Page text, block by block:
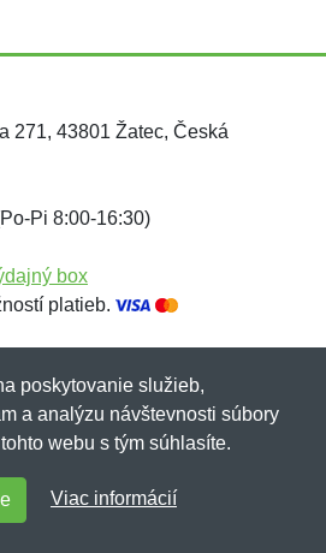
271, 43801 Žatec, Česká
Pi 8:00-16:30)
box
platieb.
(19 rokov s vami)Netnakup.sk
poskytovanie služieb,
a analýzu návštevnosti súbory
webu s tým súhlasíte.
Viac informácií